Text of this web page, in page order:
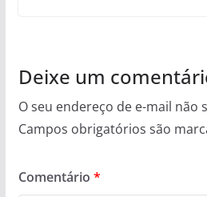
Deixe um
O seu endereço de e-mail não
Campos obrigatórios são
Comentário *